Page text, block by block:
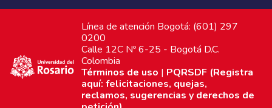
Línea de atención Bogotá: (601) 297
0200
Calle 12C Nº 6-25 - Bogotá D.C.
Colombia
Términos de uso | PQRSDF (Registra
aquí: felicitaciones, quejas,
reclamos, sugerencias y derechos de